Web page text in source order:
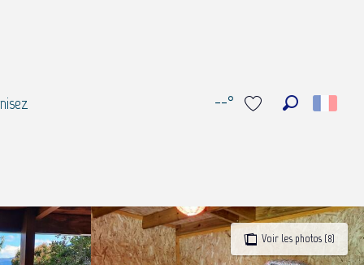
--°
Voir les photos (8)